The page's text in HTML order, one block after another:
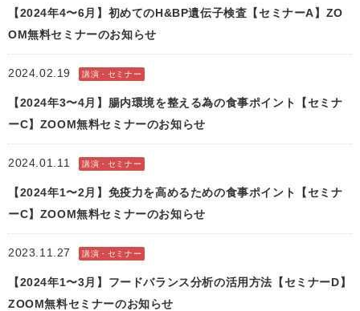
【2024年4〜6月】初めてのH&BP遺伝子検査【セミナーA】ZO
OM無料セミナーのお知らせ
2024.02.19 講演・セミナー
【2024年3〜4月】腸内環境を整える為の食事ポイント【セミナ
ーC】ZOOM無料セミナーのお知らせ
2024.01.11 講演・セミナー
【2024年1〜2月】免疫力を高めるための食事ポイント【セミナ
ーC】ZOOM無料セミナーのお知らせ
2023.11.27 講演・セミナー
【2024年1〜3月】フードバランス分析の活用方法【セミナーD】
ZOOM無料セミナーのお知らせ